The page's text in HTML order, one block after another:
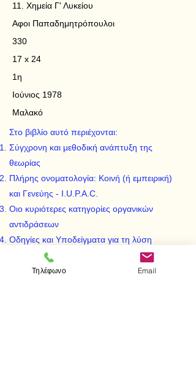
11. Χημεία Γ' Λυκείου
Αφοι Παπαδημητρόπουλοι
330
17 x 24
1η
Ιούνιος 1978
Μαλακό
Στο βιβλίο αυτό περιέχονται:
Σύγχρονη και μεθοδική ανάπτυξη της
θεωρίας
Πλήρης ονοματολογία: Κοινή (ή εμπειρική)
και Γενεύης - I.U.P.A.C.
Οιο κυριότερες κατηγορίες οργανικών
αντιδράσεων
Οδηγίες και Υποδείγματα για τη λύση
ασκήσεων όλων των κατηγοριών
373 προτεινόμενες ασκήσεις για λύση με τις
Τηλέφωνο Email